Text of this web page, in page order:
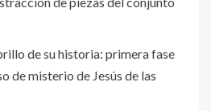
de su historia: primera fase
de misterio de Jesús de las